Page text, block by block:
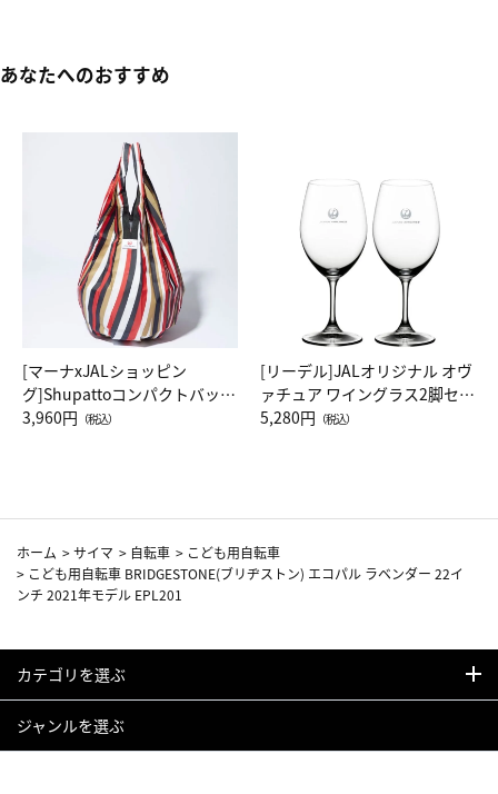
あなたへのおすすめ
[マーナxJALショッピン
グ]Shupattoコンパクトバッグ
Drop JAL客室乗務員（LC）ス
3,960円 （税込）
[リーデル]JALオリジナル オヴ
ァチュア ワイングラス2脚セッ
ト（レッドワイン）
5,280円 （税込）
ホーム >サイマ > 自転車 > こども用自転車
> こども用自転車 BRIDGESTONE(ブリヂストン) エコパル ラベンダー 22イ
ンチ 2021年モデル EPL201
カテゴリを選ぶ
ジャンルを選ぶ